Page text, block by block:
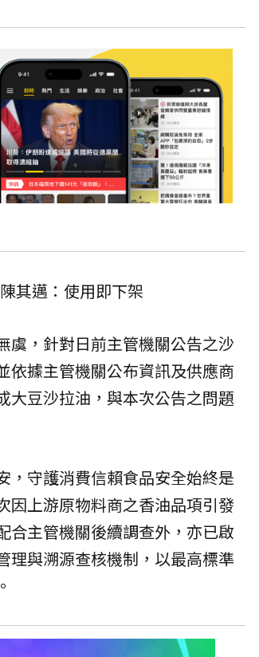
其邁：使用即下架
虞，針對日前主管機關公告之沙
依據主管機關公布資訊及供應商
大豆沙拉油，與本次公告之問題
，守護消費信賴食品安全始終是
因上游原物料商之香油品項引發
合主管機關後續調查外，亦已啟
理與溯源查核機制，以最高標準